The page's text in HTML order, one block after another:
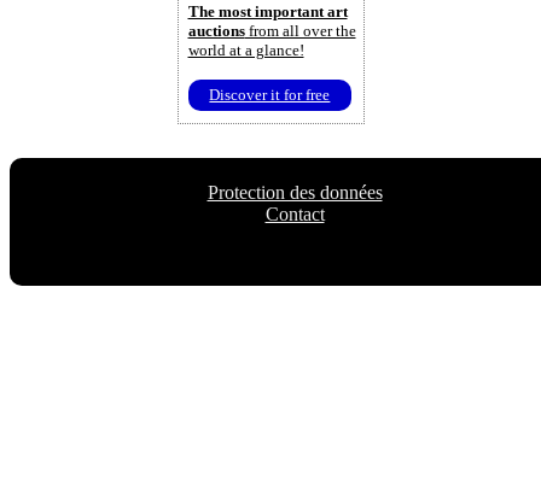
The most important art
auctionsfrom all over the
world at a glance!
Discover it for free
Protection des données
Contact